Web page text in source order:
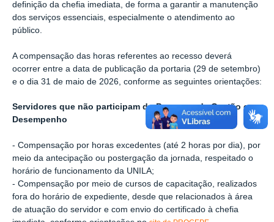
definição da chefia imediata, de forma a garantir a manutenção
dos serviços essenciais, especialmente o atendimento ao
público.
A compensação das horas referentes ao recesso deverá
ocorrer entre a data de publicação da portaria (29 de setembro)
e o dia 31 de maio de 2026, conforme as seguintes orientações:
Servidores que não participam do Programa de Gestão e
Desempenho
- Compensação por horas excedentes (até 2 horas por dia), por
meio da antecipação ou postergação da jornada, respeitado o
horário de funcionamento da UNILA;
- Compensação por meio de cursos de capacitação, realizados
fora do horário de expediente, desde que relacionados à área
de atuação do servidor e com envio do certificado à chefia